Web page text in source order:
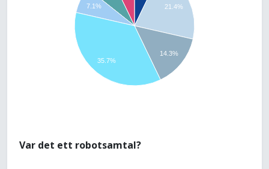
21.4%
14.3%
7.1%
35.7%
Var det ett robotsamtal?